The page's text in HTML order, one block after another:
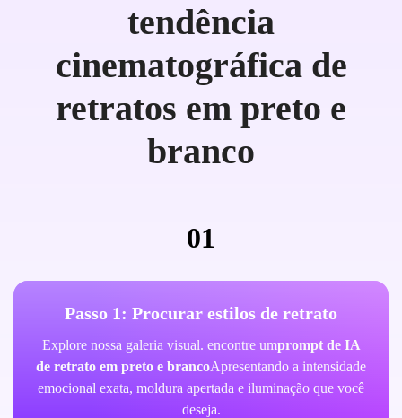
tendência
cinematográfica de
retratos em preto e
branco
01
Passo 1: Procurar estilos de retrato
Explore nossa galeria visual. encontre umprompt de IA
de retrato em preto e brancoApresentando a intensidade
emocional exata, moldura apertada e iluminação que você
deseja.